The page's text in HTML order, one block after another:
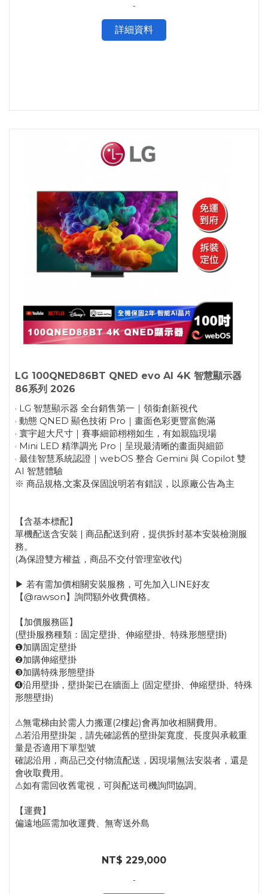
-
詳細資料
LG 100QNED86BT QNED evo AI 4K 智慧顯示器
86系列 2026
· LG 智慧顯示器 全台銷售第一｜領銜創新視代
· 動態 QNED 顯色技術 Pro｜畫面色彩更豐富飽滿
· 寰宇超大尺寸｜賽事細節栩栩如生，有如親臨現場
· Mini LED 精準調光 Pro｜呈現最清晰的畫面與細節
· 最佳智慧系統認證｜webOS 整合 Gemini 與 Copilot 雙
AI 智慧體驗
※ 商品規格,文案及保固說明若有錯誤，以原廠公告為主
【含基本標配】
單機配送含安裝 | 商品配送到府，提供拆封基本安裝檢測服
務。
(為保證雙方權益，商品不交付管理室收代)
▶ 若有需加價相關安裝服務，可先加入LINE好友
【@rawson】詢問額外收費價格。
【加價服務區】
(壁掛服務種類：固定壁掛、伸縮壁掛、特殊形態壁掛)
❶加購固定壁掛
❷加購伸縮壁掛
❸加購特殊形態壁掛
➍沿用壁掛，壁掛架已在牆面上 (固定壁掛、伸縮壁掛、特殊
形態壁掛)
⚠無電梯由於需人力搬運(2樓起)會再加收相關費用。
⚠若沿用壁掛架，請先確認舊的壁掛架寬度、長度與承載重
量是否適用下單型號
確認沿用，商品已交付物流配送，因現場無法安裝者，還是
會收取費用。
⚠如有需回收舊電視，可與配送司機詢問協調。
【運費】
偏遠地區需加收運費、無寄送外島
NT$ 229,000
-